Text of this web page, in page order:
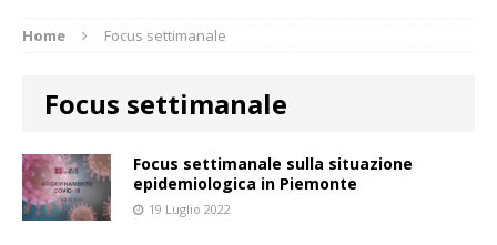
Home Focus settimanale
Focus settimanale
Focus settimanale sulla situazione
epidemiologica in Piemonte
19 Luglio 2022